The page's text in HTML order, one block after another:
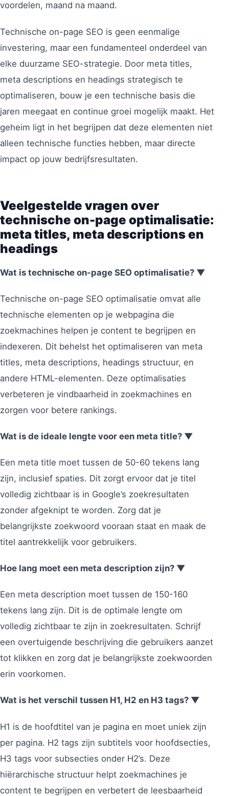
voordelen, maand na maand.
Technische on-page SEO is geen eenmalige
investering, maar een fundamenteel onderdeel van
elke duurzame SEO-strategie. Door meta titles,
meta descriptions en headings strategisch te
optimaliseren, bouw je een technische basis die
jaren meegaat en continue groei mogelijk maakt. Het
geheim ligt in het begrijpen dat deze elementen niet
alleen technische functies hebben, maar directe
impact op jouw bedrijfsresultaten.
Veelgestelde vragen over
technische on-page optimalisatie:
meta titles, meta descriptions en
headings
Wat is technische on-page SEO optimalisatie? ▼
Technische on-page SEO optimalisatie omvat alle
technische elementen op je webpagina die
zoekmachines helpen je content te begrijpen en
indexeren. Dit behelst het optimaliseren van meta
titles, meta descriptions, headings structuur, en
andere HTML-elementen. Deze optimalisaties
verbeteren je vindbaarheid in zoekmachines en
zorgen voor betere rankings.
Wat is de ideale lengte voor een meta title? ▼
Een meta title moet tussen de 50-60 tekens lang
zijn, inclusief spaties. Dit zorgt ervoor dat je titel
volledig zichtbaar is in Google’s zoekresultaten
zonder afgeknipt te worden. Zorg dat je
belangrijkste zoekwoord vooraan staat en maak de
titel aantrekkelijk voor gebruikers.
Hoe lang moet een meta description zijn? ▼
Een meta description moet tussen de 150-160
tekens lang zijn. Dit is de optimale lengte om
volledig zichtbaar te zijn in zoekresultaten. Schrijf
een overtuigende beschrijving die gebruikers aanzet
tot klikken en zorg dat je belangrijkste zoekwoorden
erin voorkomen.
Wat is het verschil tussen H1, H2 en H3 tags? ▼
H1 is de hoofdtitel van je pagina en moet uniek zijn
per pagina. H2 tags zijn subtitels voor hoofdsecties,
H3 tags voor subsecties onder H2’s. Deze
hiërarchische structuur helpt zoekmachines je
content te begrijpen en verbetert de leesbaarheid